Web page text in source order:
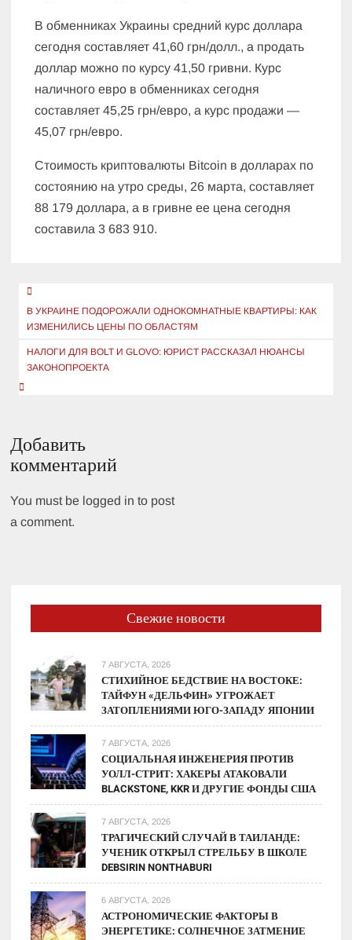
В обменниках Украины средний курс доллара
сегодня составляет 41,60 грн/долл., а продать
доллар можно по курсу 41,50 гривни. Курс
наличного евро в обменниках сегодня
составляет 45,25 грн/евро, а курс продажи —
45,07 грн/евро.
Стоимость криптовалюты Bitcoin в долларах по
состоянию на утро среды, 26 марта, составляет
88 179 доллара, а в гривне ее цена сегодня
составила 3 683 910.
Навигация
по
записям
В УКРАИНЕ ПОДОРОЖАЛИ ОДНОКОМНАТНЫЕ КВАРТИРЫ: КАК
ИЗМЕНИЛИСЬ ЦЕНЫ ПО ОБЛАСТЯМ
НАЛОГИ ДЛЯ BOLT И GLOVO: ЮРИСТ РАССКАЗАЛ НЮАНСЫ
ЗАКОНОПРОЕКТА
Добавить
комментарий
You must be logged in to post
a comment.
Свежие новости
7 АВГУСТА, 2026
СТИХИЙНОЕ БЕДСТВИЕ НА ВОСТОКЕ:
ТАЙФУН «ДЕЛЬФИН» УГРОЖАЕТ
ЗАТОПЛЕНИЯМИ ЮГО-ЗАПАДУ ЯПОНИИ
7 АВГУСТА, 2026
СОЦИАЛЬНАЯ ИНЖЕНЕРИЯ ПРОТИВ
УОЛЛ-СТРИТ: ХАКЕРЫ АТАКОВАЛИ
BLACKSTONE, KKR И ДРУГИЕ ФОНДЫ США
7 АВГУСТА, 2026
ТРАГИЧЕСКИЙ СЛУЧАЙ В ТАИЛАНДЕ:
УЧЕНИК ОТКРЫЛ СТРЕЛЬБУ В ШКОЛЕ
DEBSIRIN NONTHABURI
6 АВГУСТА, 2026
АСТРОНОМИЧЕСКИЕ ФАКТОРЫ В
ЭНЕРГЕТИКЕ: СОЛНЕЧНОЕ ЗАТМЕНИЕ